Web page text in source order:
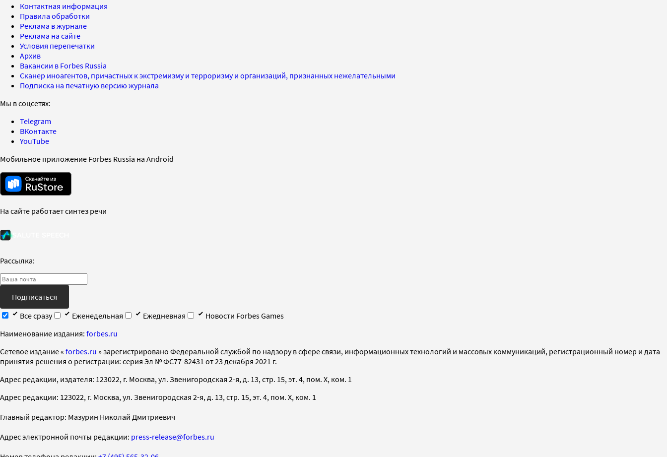
Контактная информация
Правила обработки
Реклама в журнале
Реклама на сайте
Условия перепечатки
Архив
Вакансии в Forbes Russia
Сканер иноагентов, причастных к экстремизму и терроризму и организаций, признанных нежелательными
Подписка на печатную версию журнала
Мы в соцсетях:
Telegram
ВКонтакте
YouTube
Мобильное приложение Forbes Russia на Android
На сайте работает синтез речи
Рассылка:
Подписаться
Все сразу
Еженедельная Ежедневная
Новости Forbes Games
Наименование издания: forbes.ru
Cетевое издание « forbes.ru » зарегистрировано Федеральной службой по надзору в сфере связи, информационных технологий и массовых коммуникаций, регистрационный номер и дата
принятия решения о регистрации: серия Эл № ФС77-82431 от 23 декабря 2021 г.
Адрес редакции, издателя: 123022, г. Москва, ул. Звенигородская 2-я, д. 13, стр. 15, эт. 4, пом. X, ком. 1
Адрес редакции: 123022, г. Москва, ул. Звенигородская 2-я, д. 13, стр. 15, эт. 4, пом. X, ком. 1
Главный редактор: Мазурин Николай Дмитриевич
Адрес электронной почты редакции: press-release@forbes.ru